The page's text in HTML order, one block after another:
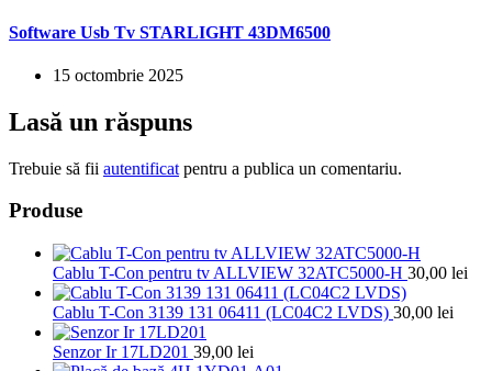
Software Usb Tv STARLIGHT 43DM6500
15 octombrie 2025
Lasă un răspuns
Trebuie să fii autentificat pentru a publica un comentariu.
Produse
Cablu T-Con pentru tv ALLVIEW 32ATC5000-H 30,00 lei
Cablu T-Con 3139 131 06411 (LC04C2 LVDS) 30,00 lei
Senzor Ir 17LD201 39,00 lei